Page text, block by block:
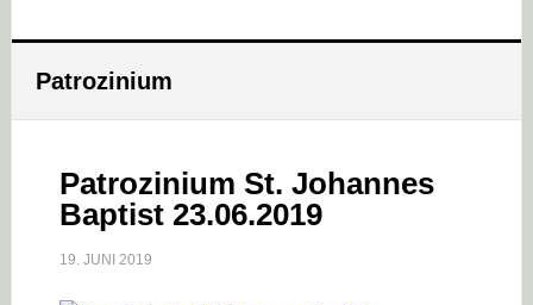
Patrozinium
Patrozinium St. Johannes
Baptist 23.06.2019
19. JUNI 2019